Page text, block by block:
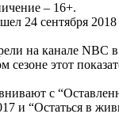
– 16+.
24 сентября 2018
на канале NBC
сезоне этот
с
и “Остаться в